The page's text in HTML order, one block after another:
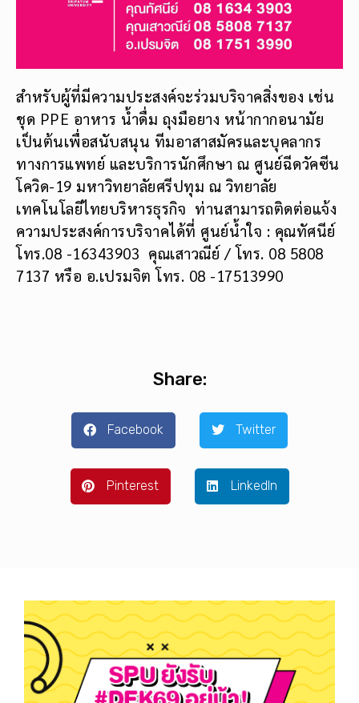
สำหรับผู้ที่มีความประสงค์จะร่วมบริจาคสิ่งของ เช่น
ชุด PPE อาหาร น้ำดื่ม ถุงมือยาง หน้ากากอนามัย
เป็นต้นเพื่อสนับสนุน ทีมอาสาสมัครและบุคลากร
ทางการแพทย์ และบริการนักศึกษา ณ ศูนย์ฉีดวัคซีน
โควิด-19 มหาวิทยาลัยศรีปทุม ณ วิทยาลัย
เทคโนโลยีไทยบริหารธุรกิจ ท่านสามารถติดต่อแจ้ง
ความประสงค์การบริจาคได้ที่ ศูนย์น้ำใจ : คุณทัศนีย์
โทร.08 -16343903 คุณเสาวณีย์ / โทร. 08 5808
7137 หรือ อ.เปรมจิต โทร. 08 -17513990
Share:
Facebook Twitter
Pinterest LinkedIn